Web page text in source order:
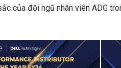
của đội ngũ nhân viên ADG